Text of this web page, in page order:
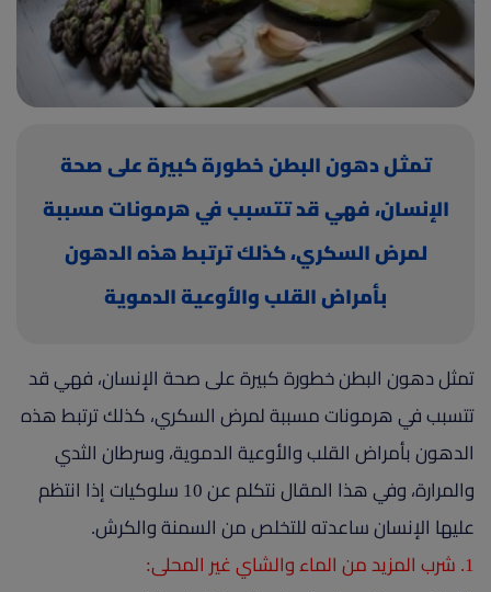
أعلن معنا(current)
تمثل دهون البطن خطورة كبيرة على صحة
الإنسان، فهي قد تتسبب في هرمونات مسببة
لمرض السكري، كذلك ترتبط هذه الدهون
بأمراض القلب والأوعية الدموية
تمثل دهون البطن خطورة كبيرة على صحة الإنسان، فهي قد
تتسبب في هرمونات مسببة لمرض السكري، كذلك ترتبط هذه
الدهون بأمراض القلب والأوعية الدموية، وسرطان الثدي
والمرارة، وفي هذا المقال نتكلم عن 10 سلوكيات إذا انتظم
عليها الإنسان ساعدته للتخلص من السمنة والكرش.
1. شرب المزيد من الماء والشاي غير المحلى: